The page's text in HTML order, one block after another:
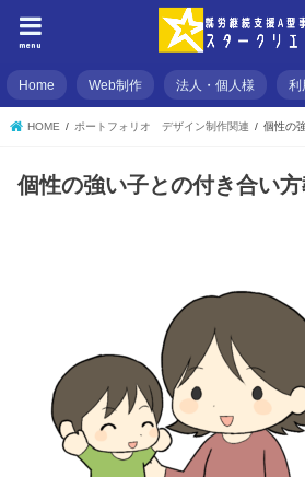
menu
Home Web制作 法人・個人様 利
HOME ポートフォリオ デザイン制作関連 個性の
個性の強い子との付き合い